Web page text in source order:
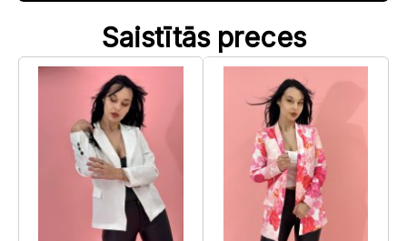
Saistītās preces